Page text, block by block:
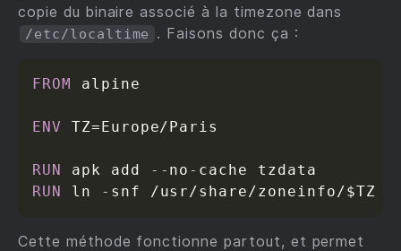
copie du binaire associé à la timezone dans
/etc/localtime . Faisons donc ça :
FROM alpine
ENV TZ=Europe/Paris
RUN apk add - - no -
RUN ln - snf /usr/share/zoneinfo/$TZ
Cette méthode fonctionne partout, et permet